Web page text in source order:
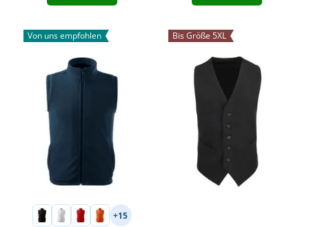
Von uns empfohlen
+15
Bis Größe 5XL